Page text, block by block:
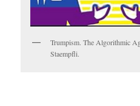
Trumpism. The Algorithmic
Staempfli.